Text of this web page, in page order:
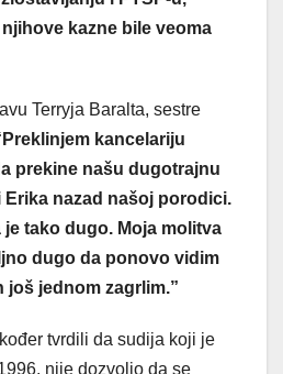
kazne bile veoma
Terryja Baralta, sestre
kancelariju
prekine našu dugotrajnu
nazad našoj porodici.
tako dugo. Moja molitva
dugo da ponovo vidim
još jednom zagrlim.”
tvrdili da sudija koji je
nije dozvolio da se